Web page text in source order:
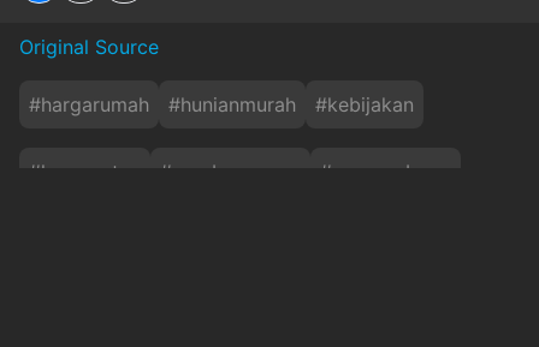
Original Source
#hargarumah #hunianmurah #kebijakan
#kemacetan # pembangunan # pengembang